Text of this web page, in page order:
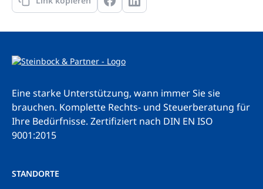
Eine starke Unterstützung, wann immer Sie sie
brauchen. Komplette Rechts- und Steuerberatung für
Ihre Bedürfnisse. Zertifiziert nach DIN EN ISO
9001:2015
STANDORTE